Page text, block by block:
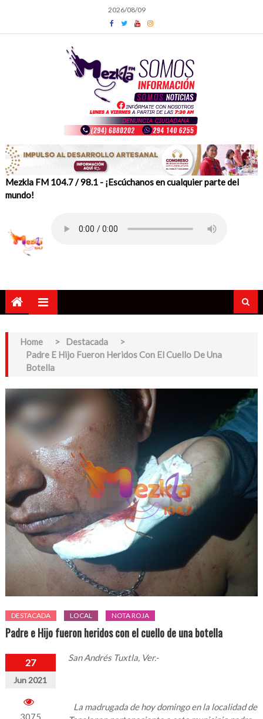
content
2026/08/09
Mezkla FM 104.7 / 98.1 - ¡Escúchanos en cualquier parte del
mundo!
Home > Destacada
>
Padre E Hijo Fueron Heridos Con El Cuello De Una
Botella
DESTACADA LOCAL NOTA ROJA
Padre e Hijo fueron heridos con el cuello de una botella
27
Jun 2021
3075
San Andrés Tuxtla, Ver.-
La madrugada de hoy domingo en la localidad de